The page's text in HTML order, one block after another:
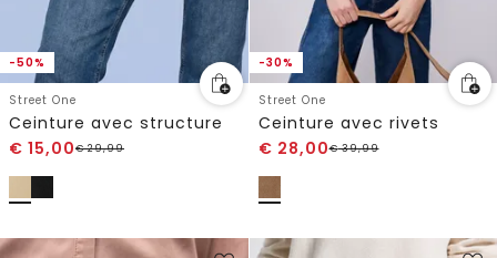
-50%
Street One
Ceinture avec structure
€ 15,00€29,99
-30%
Street One
Ceinture avec rivets
€ 28,00€39,99